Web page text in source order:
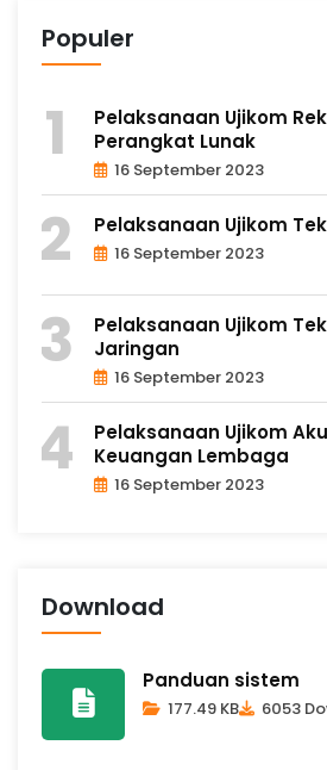
Populer
Pelaksanaan Ujikom
Perangkat Lunak
16 September 2023
Pelaksanaan Ujikom
16 September 2023
Pelaksanaan Ujikom
Jaringan
16 September 2023
Pelaksanaan Ujikom
Keuangan Lembaga
16 September 2023
Download
Panduan sistem
177.49 KB 6053